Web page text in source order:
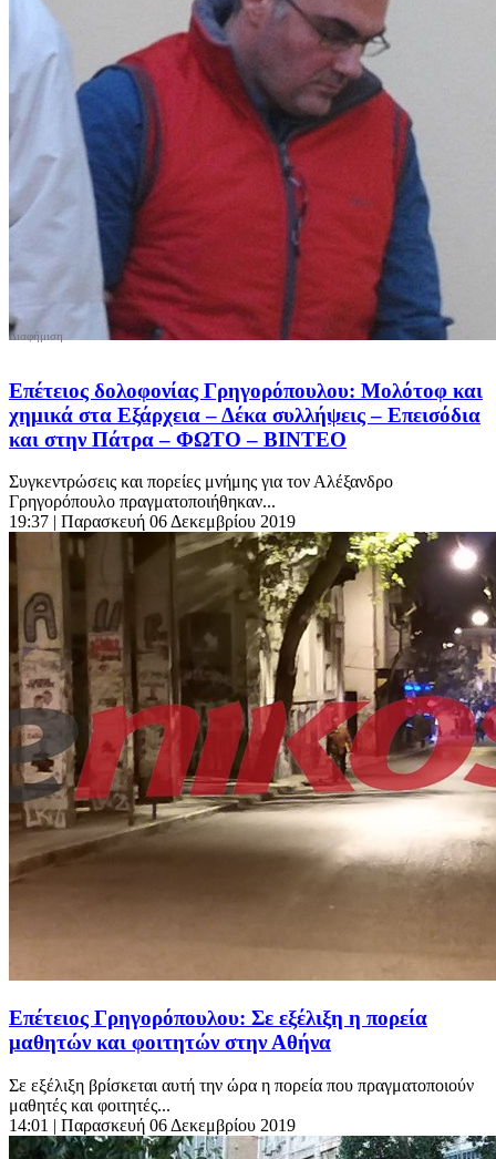
Επέτειος δολοφονίας Γρηγορόπουλου: Μολότοφ και
χημικά στα Εξάρχεια – Δέκα συλλήψεις – Επεισόδια
και στην Πάτρα – ΦΩΤΟ – ΒΙΝΤΕΟ
Συγκεντρώσεις και πορείες μνήμης για τον Αλέξανδρο
Γρηγορόπουλο πραγματοποιήθηκαν...
19:37 | Παρασκευή 06 Δεκεμβρίου 2019
Επέτειος Γρηγορόπουλου: Σε εξέλιξη η πορεία
μαθητών και φοιτητών στην Αθήνα
Σε εξέλιξη βρίσκεται αυτή την ώρα η πορεία που πραγματοποιούν
μαθητές και φοιτητές...
14:01 | Παρασκευή 06 Δεκεμβρίου 2019